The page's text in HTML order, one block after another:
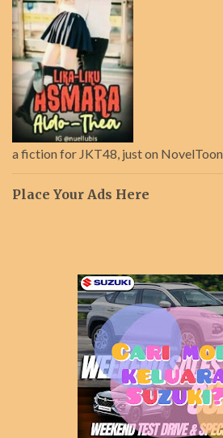
a fiction for JKT48, just on NovelToon
Place Your Ads Here